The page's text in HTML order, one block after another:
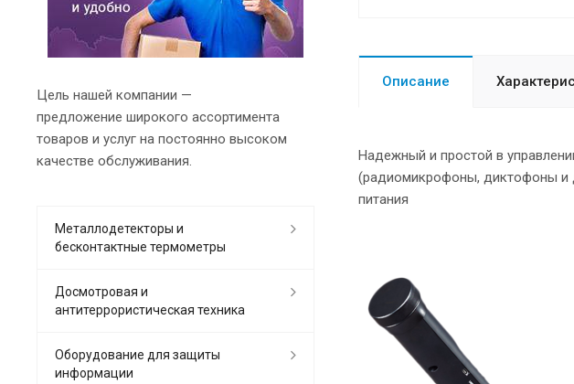
Описание
Надежный и простой в
(радиомикрофоны, диктофоны и
питания
Цель нашей компании —
предложение широкого ассортимента
товаров и услуг на постоянно высоком
качестве обслуживания.
Металлодетекторы и
бесконтактные термометры
Досмотровая и
антитеррористическая техника
Оборудование для защиты
информации